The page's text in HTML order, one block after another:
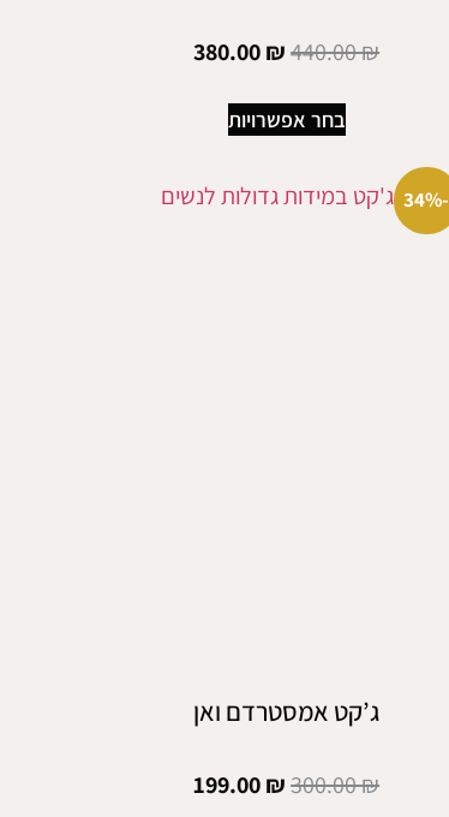
440.00₪
380.00₪
בחר אפשרויות
-34%
ג’קט אמסטרדם ואן
300.00₪
199.00₪